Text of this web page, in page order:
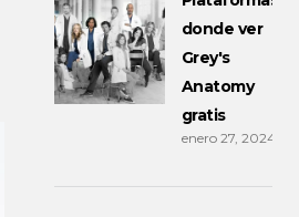
donde ver
Grey's
Anatomy
gratis
enero 27, 2024